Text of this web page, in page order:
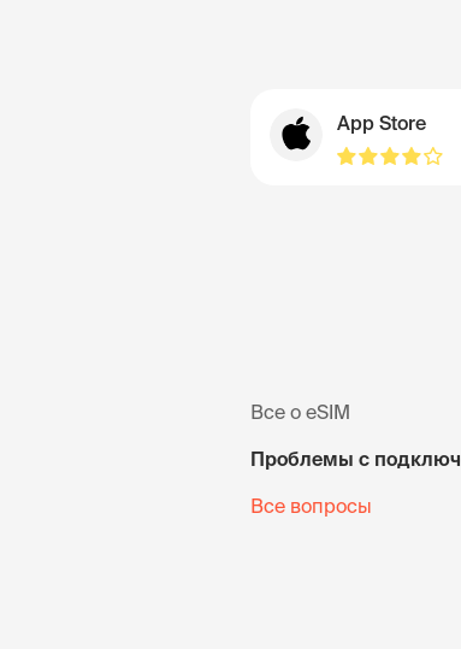
App Store
Все о eSIM
Проблемы с
Все вопросы